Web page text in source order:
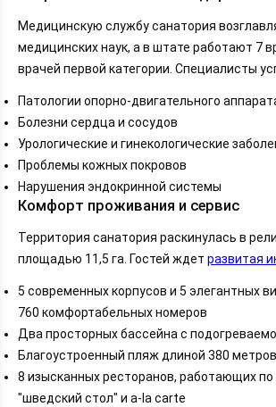
Медицинскую службу санатория
медицинских наук, а в штате работают 7
врачей первой категории. Специалисты
Патологии опорно-двигательного
Болезни сердца и сосудов
Урологические и гинекологические
Проблемы кожных покровов
Нарушения эндокринной системы
Комфорт проживания и сервис
Территория санатория раскинулась в
площадью 11,5 га. Гостей ждет развитая
5 современных корпусов и 5 элегантных
760 комфортабельных номеров
Два просторных бассейна с
Благоустроенный пляж длиной 380 метров
8 изысканных ресторанов, работающих
"шведский стол" и a-la carte